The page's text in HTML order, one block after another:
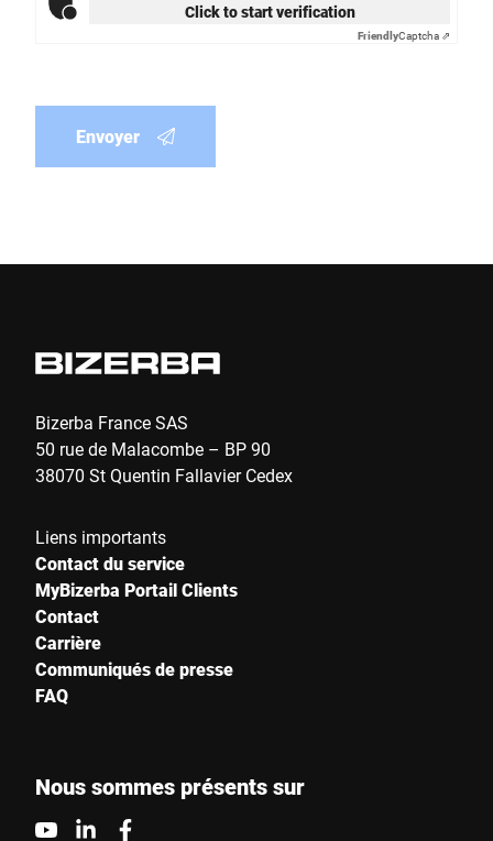
Click to start verification
FriendlyCaptcha ⇗
Envoyer
Bizerba France SAS
50 rue de Malacombe – BP 90
38070 St Quentin Fallavier Cedex
Liens importants
Contact du service
MyBizerba Portail Clients
Contact
Carrière
Communiqués de presse
FAQ
Nous sommes présents sur